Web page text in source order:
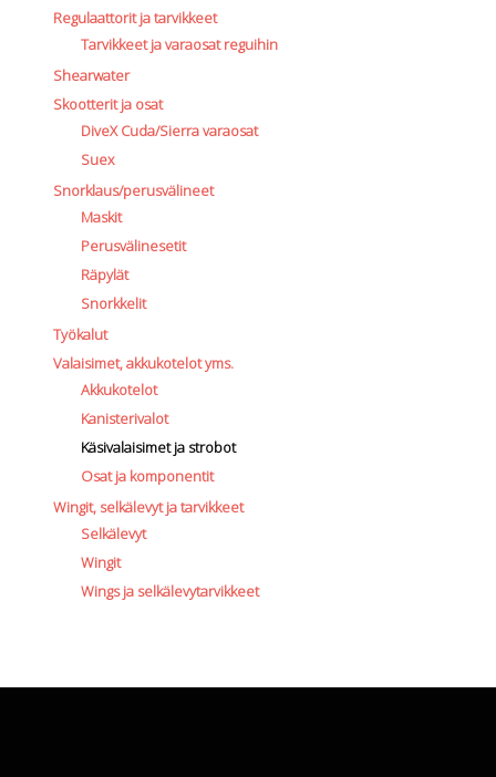
Regulaattorit ja tarvikkeet
Tarvikkeet ja varaosat reguihin
Shearwater
Skootterit ja osat
DiveX Cuda/Sierra varaosat
Suex
Snorklaus/perusvälineet
Maskit
Perusvälinesetit
Räpylät
Snorkkelit
Työkalut
Valaisimet, akkukotelot yms.
Akkukotelot
Kanisterivalot
Käsivalaisimet ja strobot
Osat ja komponentit
Wingit, selkälevyt ja tarvikkeet
Selkälevyt
Wingit
Wings ja selkälevytarvikkeet